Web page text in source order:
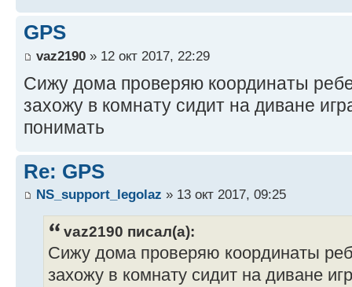
GPS
vaz2190 » 12 окт 2017, 22:29
Сижу дома проверяю координаты
захожу в комнату сидит на диване
понимать
Re: GPS
NS_support_legolaz » 13 окт 2017, 09:25
vaz2190 писал(а):
Сижу дома проверяю координаты
захожу в комнату сидит на диване